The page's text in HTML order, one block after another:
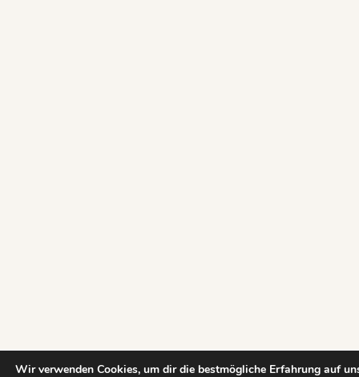
Wir verwenden Cookies, um dir die bestmögliche Erfahrung auf